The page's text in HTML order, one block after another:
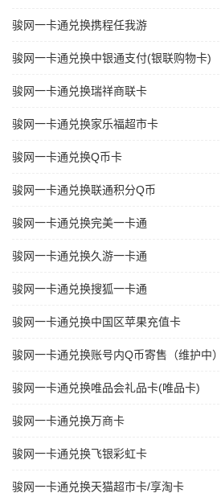
骏网一卡通兑换携程任我游
骏网一卡通兑换中银通支付(银联购物卡)
骏网一卡通兑换瑞祥商联卡
骏网一卡通兑换家乐福超市卡
骏网一卡通兑换Q币卡
骏网一卡通兑换联通积分Q币
骏网一卡通兑换完美一卡通
骏网一卡通兑换久游一卡通
骏网一卡通兑换搜狐一卡通
骏网一卡通兑换中国区苹果充值卡
骏网一卡通兑换账号内Q币寄售（维护中）
骏网一卡通兑换唯品会礼品卡(唯品卡)
骏网一卡通兑换万商卡
骏网一卡通兑换飞银彩虹卡
骏网一卡通兑换天猫超市卡/享淘卡